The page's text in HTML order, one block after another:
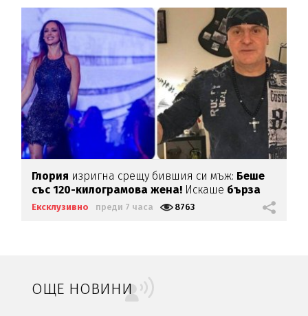
Глория изригна срещу бившия си мъж: Беше
със 120-килограмова жена! Искаше бърза
печалба...
Ексклузивно преди 7 часа 8763
ОЩЕ НОВИНИ